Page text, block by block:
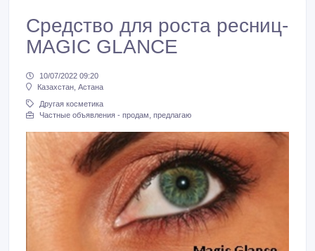
Средство для роста ресниц-
MAGIC GLANCE
10/07/2022 09:20
Казахстан, Астана
Другая косметика
Частные объявления - продам, предлагаю